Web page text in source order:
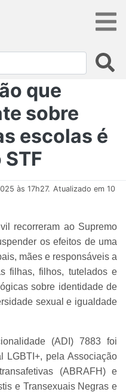
que
sobre
escolas é
às 17h27. Atualizado em 10
recorreram ao Supremo
os efeitos de uma
mães e responsáveis a
filhas, filhos, tutelados e
sobre identidade de
sexual e igualdade
(ADI) 7883 foi
LGBTI+, pela Associação
(ABRAFH) e
e Transexuais Negras e